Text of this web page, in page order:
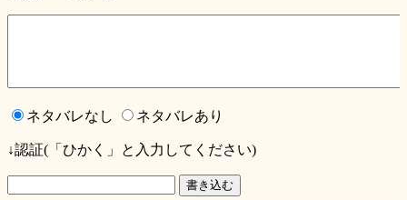
ネタバレなし ネタバレあり
↓認証(「ひかく」と入力してください)